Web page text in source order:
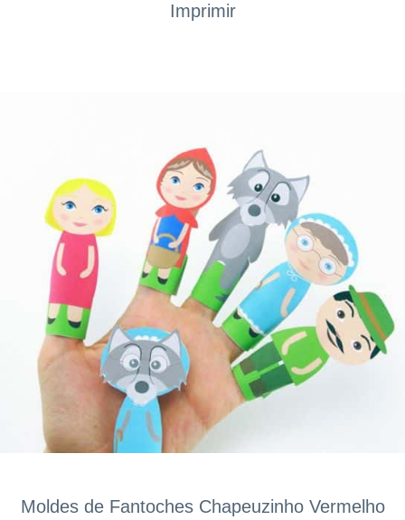
Imprimir
Moldes de Fantoches Chapeuzinho Vermelho